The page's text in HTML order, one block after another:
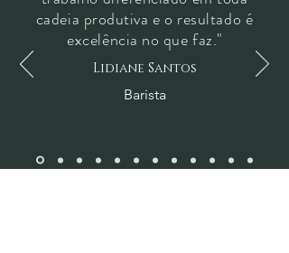
cadeia produtiva e o resultado é
excelência no que faz."
Lidiane Santos
Barista